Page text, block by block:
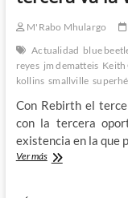
vieja
–
Que
esta
de
verdad
parece
la
M'Rabo Mhulargo
Actualidad blue
reyes jm dematteis Keith
kollins smallville
Con Rebirth el
con la tercera
existencia en la que
Ver másEl